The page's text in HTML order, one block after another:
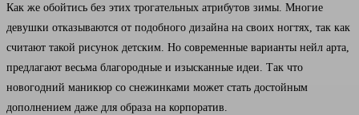
Как же обойтись без этих трогательных атрибутов зимы. Многие
девушки отказываются от подобного дизайна на своих ногтях, так как
считают такой рисунок детским. Но современные варианты нейл арта,
предлагают весьма благородные и изысканные идеи. Так что
новогодний маникюр со снежинками может стать достойным
дополнением даже для образа на корпоратив.